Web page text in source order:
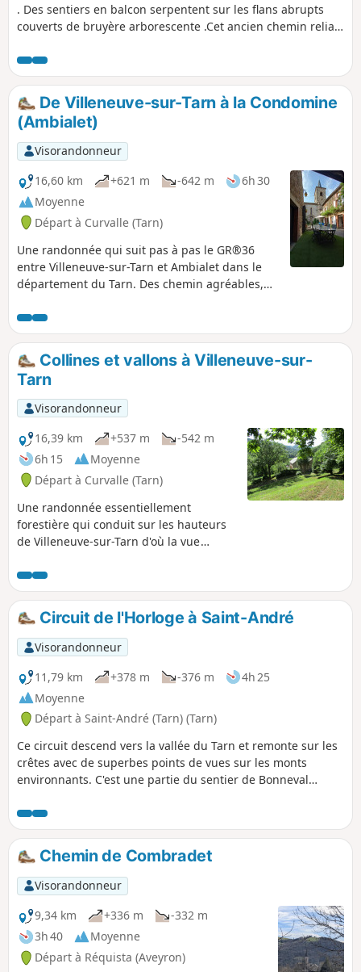
. Des sentiers en balcon serpentent sur les flans abrupts
couverts de bruyère arborescente .Cet ancien chemin reliait
points de vue sur la vallée du Tarn et de l'Aveyron, source,
cascade, végétation abondante et variée agrémentent ce
joli parcours . Balisage Jaune.
De Villeneuve-sur-Tarn à la Condomine
(Ambialet)
Visorandonneur
16,60 km
+621 m -642 m
6h 30
Moyenne
Départ à Curvalle (Tarn)
Une randonnée qui suit pas à pas le GR®36
entre Villeneuve-sur-Tarn et Ambialet dans le
département du Tarn. Des chemin agréables,
peu des rives du Tarn pour monter dans les
collines les plus à l'Est du département. On le
suit quand même de haut mais pas trop, mais
on pourra s'y baigner en fin d'étape à la plage
de la Condamine, à deux pas d'Ambialet.
Collines et vallons à Villeneuve-sur-
Tarn
Visorandonneur
16,39 km
+537 m
-542 m
6h 15
Moyenne
Départ à Curvalle (Tarn)
Une randonnée essentiellement
forestière qui conduit sur les hauteurs
de Villeneuve-sur-Tarn d'où la vue
sur la vallée du Tarn. Petits vallons et
ruisseaux rafraîchissants sont
également au programme de ce circuit
agréable en toute saison. L'été est
particulièrement recommandé car les
bois offrent une protection bienvenue et
le retour le long du Tarn pourra donner
l'occasion d'une baignade éventuelle
pour terminer la journée en beauté.
Circuit de l'Horloge à Saint-André
Visorandonneur
11,79 km
+378 m -376 m
4h 25
Moyenne
Départ à Saint-André (Tarn) (Tarn)
Ce circuit descend vers la vallée du Tarn et remonte sur les
crêtes avec de superbes points de vues sur les monts
environnants. C'est une partie du sentier de Bonneval
Chemin de Combradet
Visorandonneur
9,34 km
+336 m
-332 m
3h 40
Moyenne
Départ à Réquista (Aveyron)